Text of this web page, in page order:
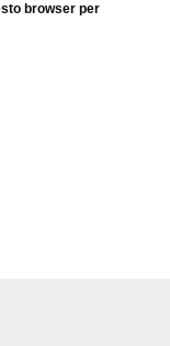
browser per